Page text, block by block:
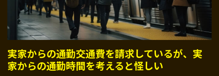
実家からの通勤交通費を請求しているが、実
家からの通勤時間を考えると怪しい